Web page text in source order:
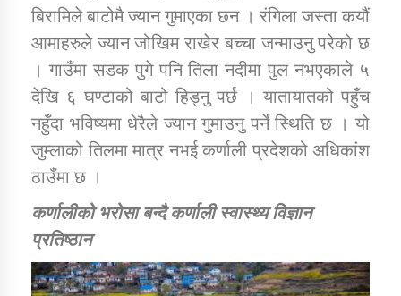
बिरामिले बाटोमै ज्यान गुमाएका छन । रंगिला जस्ता कयौं
आमाहरुले ज्यान जोखिम राखेर बच्चा जन्माउनु परेको छ
। गाउँमा सडक पुगे पनि तिला नदीमा पुल नभएकाले ५
देखि ६ घण्टाको बाटो हिड्नु पर्छ । यातायातको पहुँच
नहुँदा भविष्यमा धेरैले ज्यान गुमाउनु पर्ने स्थिति छ । यो
जुम्लाको तिलमा मात्र नभई कर्णाली प्रदेशको अधिकांश
ठाउँमा छ ।
कर्णालीको भरोसा बन्दै कर्णाली स्वास्थ्य विज्ञान
प्रतिष्ठान